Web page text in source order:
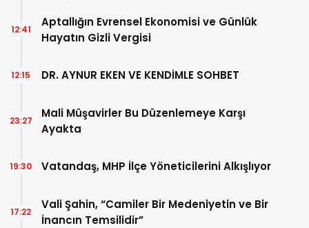
Aptallığın Evrensel Ekonomisi ve Günlük
Hayatın Gizli Vergisi
12:41
DR. AYNUR EKEN VE KENDİMLE SOHBET
12:15
Mali Müşavirler Bu Düzenlemeye Karşı
Ayakta
23:27
Vatandaş, MHP İlçe Yöneticilerini Alkışlıyor
19:30
Vali Şahin, “Camiler Bir Medeniyetin ve Bir
İnancın Temsilidir”
17:22